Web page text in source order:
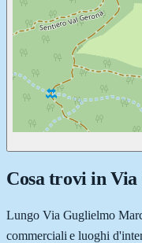
Cosa trovi in Via
Lungo Via Guglielmo
commerciali e luoghi